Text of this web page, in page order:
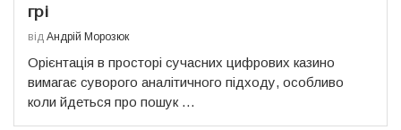
грі
від Андрій Морозюк
Орієнтація в просторі сучасних цифрових казино
вимагає суворого аналітичного підходу, особливо
коли йдеться про пошук …